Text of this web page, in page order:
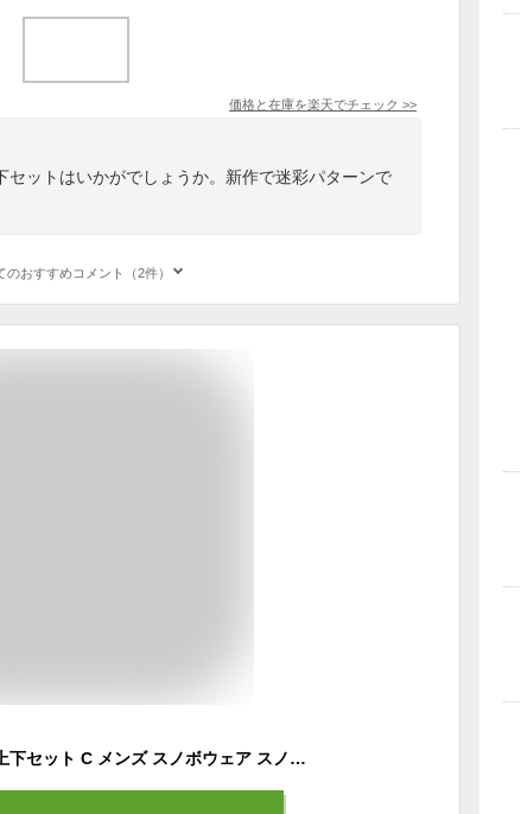
価格と在庫を楽天でチェック >>
セットはいかがでしょうか。新作で迷彩パターンで
のおすすめコメント（2件）
スノーボードウェア 上下セット C メンズ スノボウェア スノボ スノボー ボード ジャケット パンツ スキーウェア ウエア セットアップ 2点セット 撥水 中綿なし レディース 大きいサイズ DLITE